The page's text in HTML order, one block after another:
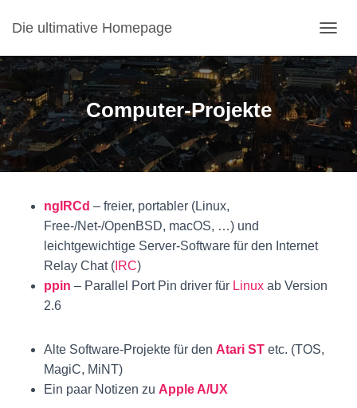
Die ultimative Homepage
Computer-Projekte
ngIRCd – freier, portabler (Linux,
Free-/Net-/OpenBSD, macOS, …) und
leichtgewichtige Server-Software für den Internet
Relay Chat ( IRC)
ppin – Parallel Port Pin driver für Linux ab Version
2.6
Alte Software-Projekte für den Atari ST etc. (TOS,
MagiC, MiNT)
Ein paar Notizen zu Apple A/UX